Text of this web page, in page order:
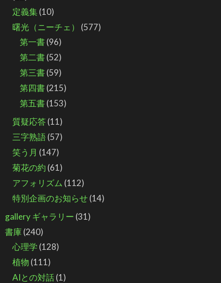
定義集(10)
曙光（ニーチェ）
(577)
第一書(96)
第二書(52)
第三書(59)
第四書(215)
第五書(153)
質疑応答(11)
三字熟語(57)
笑う月 (147)
菊花の約 (61)
アフォリズム (112)
特別企画のお知らせ(14)
gallery ギャラリー (31)
書庫(240)
心理学 (128)
植物 (111)
AIとの対話(1)